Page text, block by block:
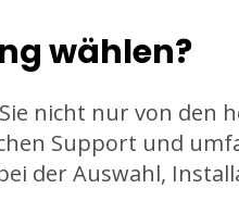
wählen?
nicht nur von den
Support und
der Auswahl,